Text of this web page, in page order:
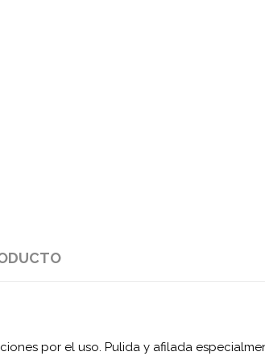
por el uso. Pulida y afilada